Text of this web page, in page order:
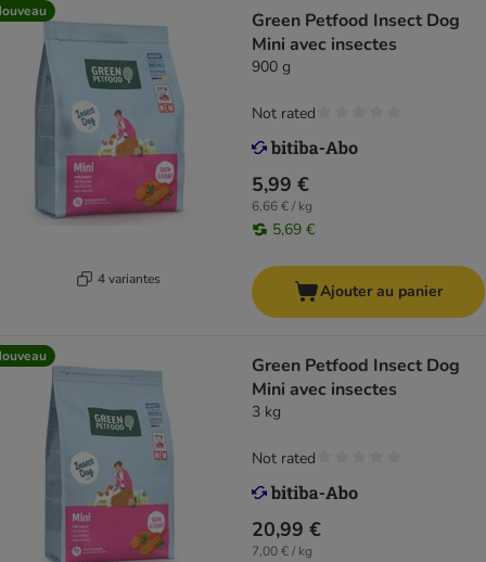
4 variantes
Green Petfood Insect Dog
Mini avec insectes
900 g
5,99 €
6,66 € / kg
5,69 €
Not rated
Ajouter au panier
Green Petfood Insect Dog
Mini avec insectes
3 kg
20,99 €
7,00 € / kg
Not rated